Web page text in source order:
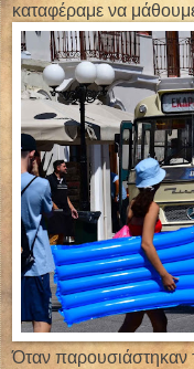
καταφέραμε να
Όταν παρουσιάστηκαν